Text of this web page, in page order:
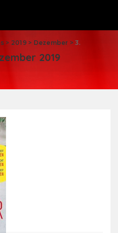
> 2019> Dezember > 3.
2019